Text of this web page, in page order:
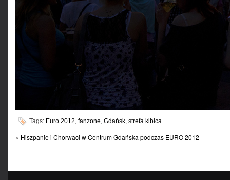
Tags: Euro 2012, fanzone, Gdańsk, strefa kibica
« Hiszpanie i Chorwaci w Centrum Gdańska podczas EURO 2012